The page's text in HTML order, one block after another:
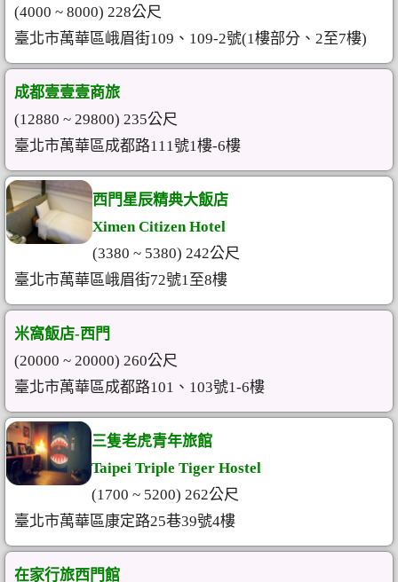
(4000 ~ 8000) 228公尺
臺北市萬華區峨眉街109、109-2號(1樓部分、2至7樓)
成都壹壹壹商旅
(12880 ~ 29800) 235公尺
臺北市萬華區成都路111號1樓-6樓
西門星辰精典大飯店
Ximen Citizen Hotel
(3380 ~ 5380) 242公尺
臺北市萬華區峨眉街72號1至8樓
米窩飯店-西門
(20000 ~ 20000) 260公尺
臺北市萬華區成都路101、103號1-6樓
三隻老虎青年旅館
Taipei Triple Tiger Hostel
(1700 ~ 5200) 262公尺
臺北市萬華區康定路25巷39號4樓
在家行旅西門館